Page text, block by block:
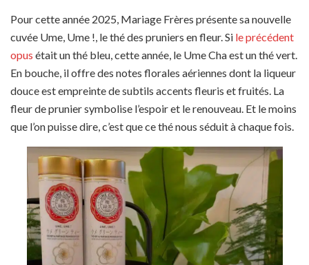
Pour cette année 2025, Mariage Frères présente sa nouvelle
cuvée Ume, Ume !, le thé des pruniers en fleur. Si le précédent
opus était un thé bleu, cette année, le Ume Cha est un thé vert.
En bouche, il offre des notes florales aériennes dont la liqueur
douce est empreinte de subtils accents fleuris et fruités. La
fleur de prunier symbolise l’espoir et le renouveau. Et le moins
que l’on puisse dire, c’est que ce thé nous séduit à chaque fois.